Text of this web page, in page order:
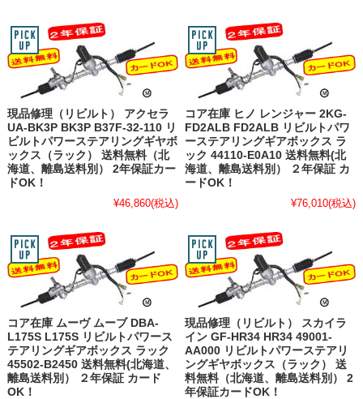
現品修理（リビルト） アクセラ
UA-BK3P BK3P B37F-32-110 リ
ビルトパワーステアリングギヤボ
ックス（ラック） 送料無料（北
海道、離島送料別） 2年保証カー
ドOK！
¥46,860(税込)
コア在庫 ヒノ レンジャー 2KG-
FD2ALB FD2ALB リビルトパワ
ーステアリングギアボックス ラ
ック 44110-E0A10 送料無料(北
海道、離島送料別） ２年保証 カ
ードOK！
¥76,010(税込)
コア在庫 ムーヴ ムーブ DBA-
L175S L175S リビルトパワース
テアリングギアボックス ラック
45502-B2450 送料無料(北海道、
離島送料別） ２年保証 カード
OK！
現品修理（リビルト） スカイラ
イン GF-HR34 HR34 49001-
AA000 リビルトパワーステアリ
ングギヤボックス（ラック） 送
料無料（北海道、離島送料別） 2
年保証カードOK！